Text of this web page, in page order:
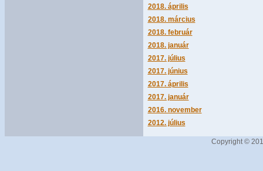
2018. április
2018. március
2018. február
2018. január
2017. július
2017. június
2017. április
2017. január
2016. november
2012. július
Copyright ©